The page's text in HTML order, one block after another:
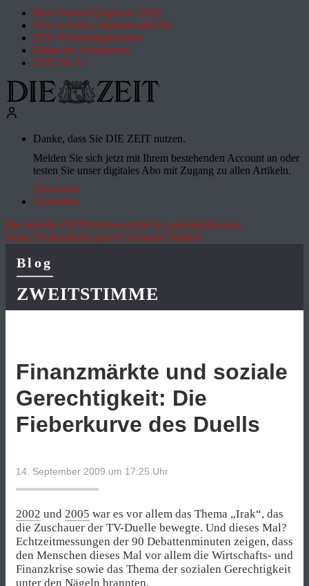
Most Wanted Employer 2026
How it works: Studium und Job
ZEIT Forschungskosmos
Deutsches Schulportal
ZEIT für X
Danke, dass Sie DIE ZEIT nutzen.
Melden Sie sich jetzt mit Ihrem bestehenden Account an oder
testen Sie unser digitales Abo mit Zugang zu allen Artikeln.
Abo testen
Anmelden
Die aktuelle ZEITDrohnenvorfall in LeipzigHitze und
Dürre"Deutschland spricht"Aktuelle Themen
Blog
ZWEITSTIMME
Finanzmärkte und soziale
Gerechtigkeit: Die
Fieberkurve des Duells
14. September 2009 um 17:25 Uhr
2002 und 2005 war es vor allem das Thema „Irak“, das
die Zuschauer der TV-Duelle bewegte. Und dieses Mal?
Echtzeitmessungen der 90 Debattenminuten zeigen, dass
den Menschen dieses Mal vor allem die Wirtschafts- und
Finanzkrise sowie das Thema der sozialen Gerechtigkeit
unter den Nägeln brannten.